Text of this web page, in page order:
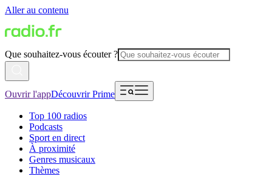
Aller au contenu
Que souhaitez-vous écouter ?
Ouvrir l'appDécouvrir Prime
Top 100 radios
Podcasts
Sport en direct
À proximité
Genres musicaux
Thèmes